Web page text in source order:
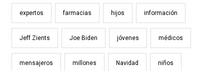
expertos farmacias hijos información
Jeff Zients Joe Biden jóvenes médicos
mensajeros millones Navidad niños